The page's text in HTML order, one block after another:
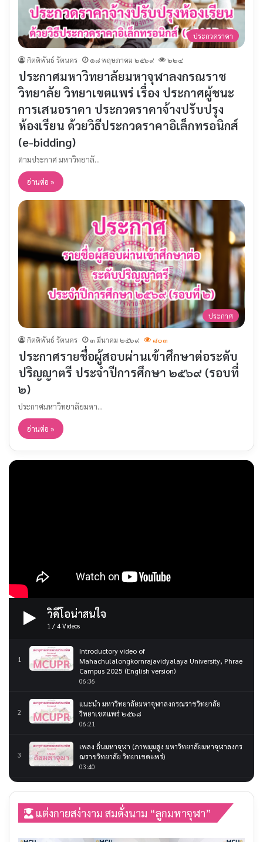
ประกวดราคา
กิตติพันธ์ รัตนคร ๑๘ พฤษภาคม ๒๕๖๙ ๒๒๔
ประกาศมหาวิทยาลัยมหาจุฬาลงกรณราช
วิทยาลัย วิทยาเขตแพร่ เรื่อง ประกาศผู้ชนะ
การเสนอราคา ประกวดราคาจ้างปรับปรุง
ห้องเรียน ด้วยวิธีประกวดราคาอิเล็กทรอนิกส์
(e-bidding)
ตามประกาศ มหาวิทยาลั…
อ่านต่อ »
ประกาศ
กิตติพันธ์ รัตนคร ๓ มีนาคม ๒๕๖๙ ๘๐๓
ประกาศรายชื่อผู้สอบผ่านเข้าศึกษาต่อระดับ
ปริญญาตรี ประจำปีการศึกษา ๒๕๖๙ (รอบที่
๒)
ประกาศมหาวิทยาลัยมหา…
อ่านต่อ »
วิดีโอน่าสนใจ
1 / 4 Videos
1
Introductory video of
Mahachulalongkornrajavidyalaya University, Phrae
Campus 2025 (English version)
06:36
2
แนะนำ มหาวิทยาลัยมหาจุฬาลงกรณราชวิทยาลัย
วิทยาเขตแพร่ ๒๕๖๘
06:21
3
เพลง ถิ่นมหาจุฬา (ภาพมุมสูง มหาวิทยาลัยมหาจุฬาลงกร
ณราชวิทยาลัย วิทยาเขตแพร่)
03:40
MCUPR LIVE โครงการหล่อเทียนพรรษาและไหว้ครู
03:14:44
แต่งกายสง่างาม สมดั่งนาม “ลูกมหาจุฬา”